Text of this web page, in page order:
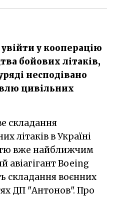
у кооперацію
бойових літаків,
несподівано
цивільних
літаків в Україні
вже найближчим
авіагігант Boeing
складання воєнних
ДП "Антонов". Про